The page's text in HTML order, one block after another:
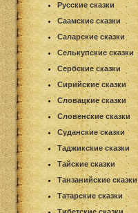
Русские сказки
Саамские сказки
Саларские сказки
Селькупские сказки
Сербские сказки
Сирийские сказки
Словацкие сказки
Словенские сказки
Суданские сказки
Таджикские сказки
Тайские сказки
Танзанийские сказки
Татарские сказки